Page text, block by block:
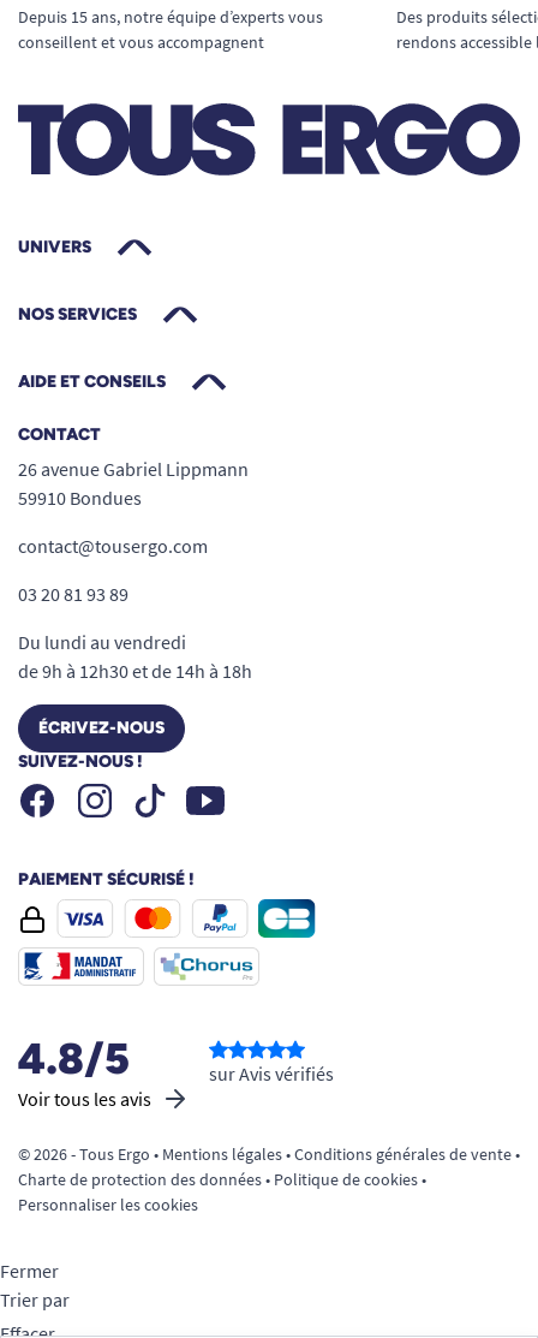
Depuis 15 ans, notre équipe d’experts vous
conseillent et vous accompagnent
Des produits
rendons
UNIVERS
NOS SERVICES
AIDE ET CONSEILS
CONTACT
26 avenue Gabriel Lippmann
59910 Bondues
contact@tousergo.com
03 20 81 93 89
Du lundi au vendredi
de 9h à 12h30 et de 14h à 18h
ÉCRIVEZ-NOUS
SUIVEZ-NOUS !
FacebookInstagramTiktok Youtube
PAIEMENT SÉCURISÉ !
4.8/5
Voir tous les avis
sur Avis vérifiés
© 2026 - Tous Ergo • Mentions légales•Conditions générales de vente•
Charte de protection des données• Politique de cookies•
Personnaliser les cookies
Fermer
Trier par
Effacer